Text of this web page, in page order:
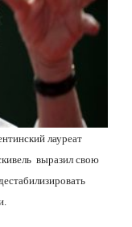
лауреат
выразил свою